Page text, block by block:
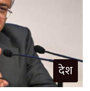
देश